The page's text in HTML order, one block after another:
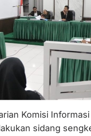
Komisi Informasi
sidang